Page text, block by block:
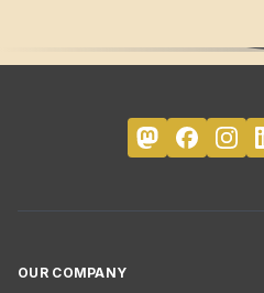
OUR COMPANY